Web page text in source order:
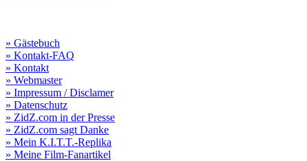
» Gästebuch
» Kontakt-FAQ
» Kontakt
» Webmaster
» Impressum / Disclamer
» Datenschutz
» ZidZ.com in der Presse
» ZidZ.com sagt Danke
» Mein K.I.T.T.-Replika
» Meine Film-Fanartikel